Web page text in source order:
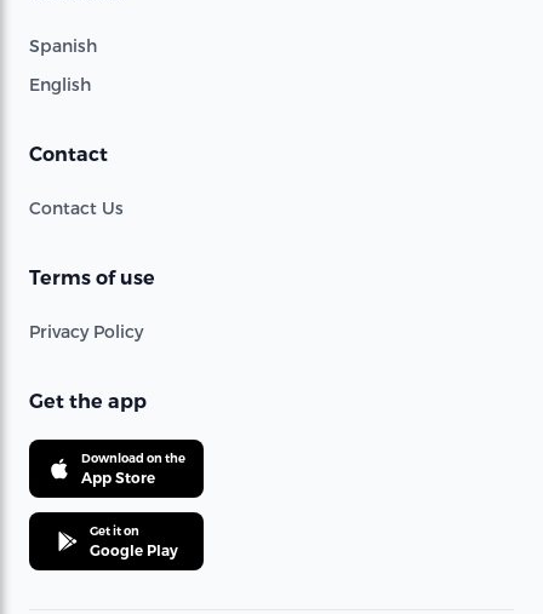
Spanish
English
Contact
Contact Us
Terms of use
Privacy Policy
Get the app
Download on the
App Store
Get it on
Google Play